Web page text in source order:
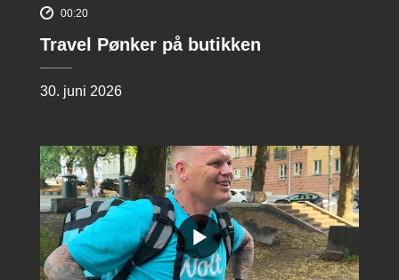
00:20
Travel Pønker på butikken
30. juni 2026